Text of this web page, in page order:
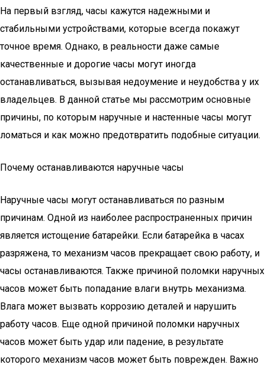
На первый взгляд, часы кажутся надежными и
стабильными устройствами, которые всегда покажут
точное время. Однако, в реальности даже самые
качественные и дорогие часы могут иногда
останавливаться, вызывая недоумение и неудобства у их
владельцев. В данной статье мы рассмотрим основные
причины, по которым наручные и настенные часы могут
ломаться и как можно предотвратить подобные ситуации.
Почему останавливаются наручные часы
Наручные часы могут останавливаться по разным
причинам. Одной из наиболее распространенных причин
является истощение батарейки. Если батарейка в часах
разряжена, то механизм часов прекращает свою работу, и
часы останавливаются. Также причиной поломки наручных
часов может быть попадание влаги внутрь механизма.
Влага может вызвать коррозию деталей и нарушить
работу часов. Еще одной причиной поломки наручных
часов может быть удар или падение, в результате
которого механизм часов может быть поврежден. Важно